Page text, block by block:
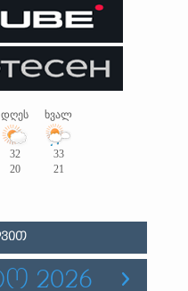
დღეს
ხვალ
32
33
20 21
2026